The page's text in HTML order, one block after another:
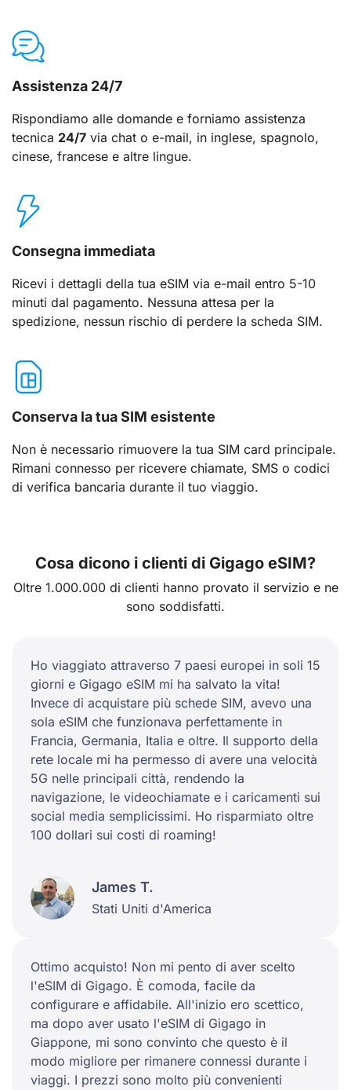
Assistenza 24/7
Rispondiamo alle domande e forniamo assistenza
tecnica 24/7 via chat o e-mail, in inglese, spagnolo,
cinese, francese e altre lingue.
Consegna immediata
Ricevi i dettagli della tua eSIM via e-mail entro 5-10
minuti dal pagamento. Nessuna attesa per la
spedizione, nessun rischio di perdere la scheda SIM.
Conserva la tua SIM esistente
Non è necessario rimuovere la tua SIM card principale.
Rimani connesso per ricevere chiamate, SMS o codici
di verifica bancaria durante il tuo viaggio.
Cosa dicono i clienti di Gigago eSIM?
Oltre 1.000.000 di clienti hanno provato il servizio e ne
sono soddisfatti.
Ho viaggiato attraverso 7 paesi europei in soli 15
giorni e Gigago eSIM mi ha salvato la vita!
Invece di acquistare più schede SIM, avevo una
sola eSIM che funzionava perfettamente in
Francia, Germania, Italia e oltre. Il supporto della
rete locale mi ha permesso di avere una velocità
5G nelle principali città, rendendo la
navigazione, le videochiamate e i caricamenti sui
social media semplicissimi. Ho risparmiato oltre
100 dollari sui costi di roaming!
James T.
Stati Uniti d'America
Ottimo acquisto! Non mi pento di aver scelto
l'eSIM di Gigago. È comoda, facile da
configurare e affidabile. All'inizio ero scettico,
ma dopo aver usato l'eSIM di Gigago in
Giappone, mi sono convinto che questo è il
modo migliore per rimanere connessi durante i
viaggi. I prezzi sono molto più convenienti